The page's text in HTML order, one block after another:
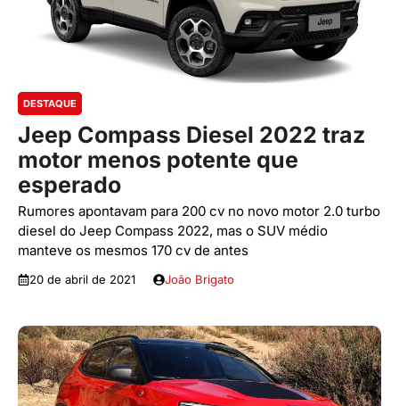
DESTAQUE
Jeep Compass Diesel 2022 traz
motor menos potente que
esperado
Rumores apontavam para 200 cv no novo motor 2.0 turbo
diesel do Jeep Compass 2022, mas o SUV médio
manteve os mesmos 170 cv de antes
20 de abril de 2021 João Brigato